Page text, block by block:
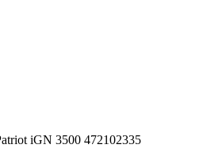
iGN 3500 472102335